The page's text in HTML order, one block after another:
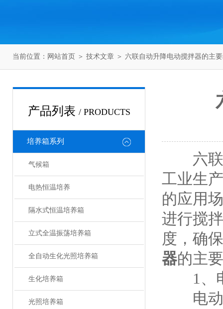
当前位置： 网站首页 ＞ 技术文章 ＞ 六联自动升降电动搅拌器的主
产品列表 / PRODUCTS
培养箱系列
气候箱
电热恒温培养
隔水式恒温培养箱
立式全温振荡培养箱
全自动生化光照培养箱
生化培养箱
光照培养箱
六联
工业生
的应用
进行搅
度，确
器的主
1、电
电动